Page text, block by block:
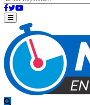
for:
Facebook
Twitter
Youtube
Primary
Menu